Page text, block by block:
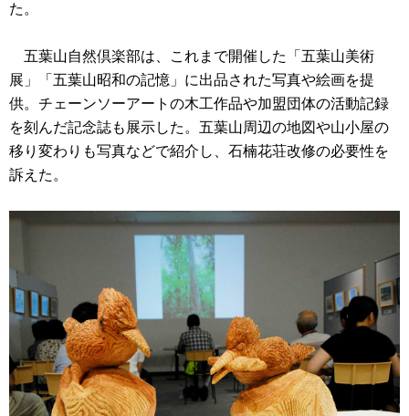
た。
五葉山自然倶楽部は、これまで開催した「五葉山美術
展」「五葉山昭和の記憶」に出品された写真や絵画を提
供。チェーンソーアートの木工作品や加盟団体の活動記録
を刻んだ記念誌も展示した。五葉山周辺の地図や山小屋の
移り変わりも写真などで紹介し、石楠花荘改修の必要性を
訴えた。